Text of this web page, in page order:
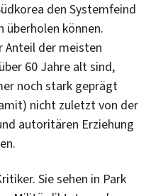
den Systemfeind
können.
Anteil der meisten
60 Jahre alt sind,
noch stark geprägt
nicht zuletzt von der
autoritären Erziehung
Sie sehen in Park